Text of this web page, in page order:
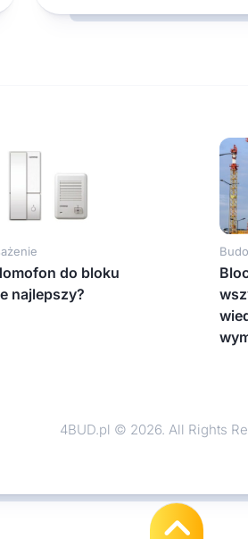
do bloku
najlepszy?
4BUD.pl © 2026. All Rights